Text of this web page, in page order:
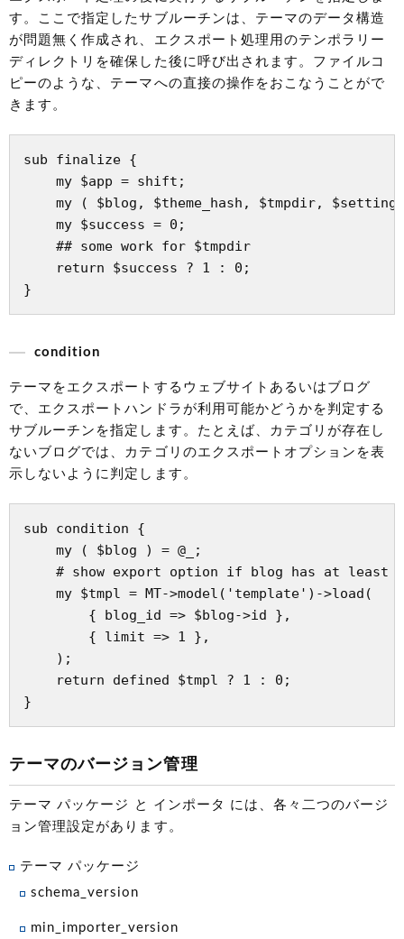
す。ここで指定したサブルーチンは、テーマのデータ構造
が問題無く作成され、エクスポート処理用のテンポラリー
ディレクトリを確保した後に呼び出されます。ファイルコ
ピーのような、テーマへの直接の操作をおこなうことがで
きます。
sub finalize {
    my $app = shift;
my ( $blog, $theme_hash, $tmpdir, $setting
    my $success = 0;
    ## some work for $tmpdir
    return $success ? 1 : 0;
condition
テーマをエクスポートするウェブサイトあるいはブログ
で、エクスポートハンドラが利用可能かどうかを判定する
サブルーチンを指定します。たとえば、カテゴリが存在し
ないブログでは、カテゴリのエクスポートオプションを表
示しないように判定します。
sub condition {
    my ( $blog ) = @_;
# show export option if blog has at least
    my $tmpl = MT->model('template')->load(
        { blog_id => $blog->id },
        { limit => 1 },
    );
    return defined $tmpl ? 1 : 0;
テーマのバージョン管理
テーマ パッケージ と インポータ には、各々二つのバージ
ョン管理設定があります。
テーマ パッケージ
schema_version
min_importer_version